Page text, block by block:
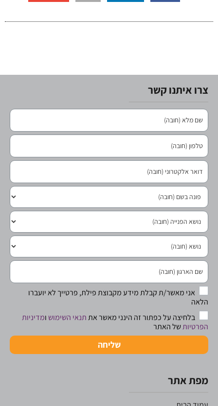
צרו איתנו קשר
אני מאשר/ת קבלת מידע מקבוצת פילת, פרטייך לא יועברו
הלאה
בלחיצה על כפתור זה הינני מאשר אתתנאי השימוש ומדיניות
הפרטיותשל האתר
שליחה
מפת אתר